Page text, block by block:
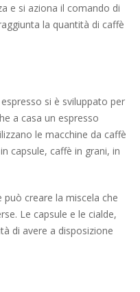
e si aziona il comando di
la quantità di caffè
si è sviluppato per
a casa un espresso
le macchine da caffè
capsule, caffè in grani, in
creare la miscela che
Le capsule e le cialde,
di avere a disposizione